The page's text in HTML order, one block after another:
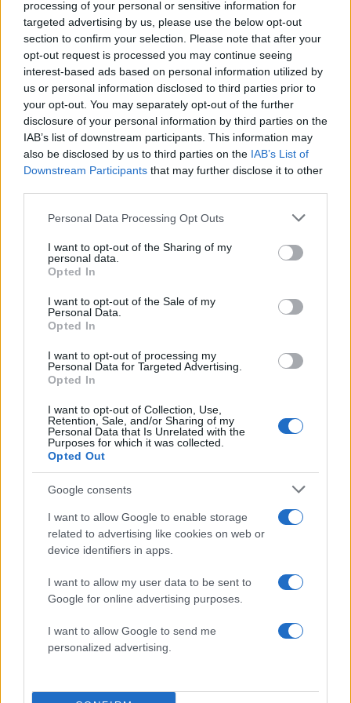
processing of your personal or sensitive information for
targeted advertising by us, please use the below opt-out
section to confirm your selection. Please note that after your
opt-out request is processed you may continue seeing
interest-based ads based on personal information utilized by
us or personal information disclosed to third parties prior to
your opt-out. You may separately opt-out of the further
disclosure of your personal information by third parties on the
IAB’s list of downstream participants. This information may
also be disclosed by us to third parties on the IAB’s List of
Downstream Participants that may further disclose it to other
Please note that this website/app uses one or more Google
not limited to your visit or usage behaviour. You may click to
grant or deny consent to Google and its third-party tags to
use your data for below specified purposes in below Google
consent section.
Personal Data Processing Opt Outs
I want to opt-out of the Sharing of my
personal data.
Opted In
I want to opt-out of the Sale of my
Personal Data.
Opted In
I want to opt-out of processing my
Personal Data for Targeted Advertising.
Opted In
I want to opt-out of Collection, Use,
Retention, Sale, and/or Sharing of my
Personal Data that Is Unrelated with the
Purposes for which it was collected.
Opted Out
Google consents
I want to allow Google to enable storage
related to advertising like cookies on web or
device identifiers in apps.
I want to allow my user data to be sent to
Google for online advertising purposes.
I want to allow Google to send me
personalized advertising.
Η Ινφίνιτι ήταν αθλήτρια στο kickboxing ενώ είχε
ήδη κάνει και ένα αξιοπρόσεκτο τηλεοπτικό
ντεμπούτο. «Όταν την γνώρισα πρώτη φορά,
πήγαινε ακόμα σχολείο», έχει αναφέρει η
Κουλουκουντίς. Παρόλα αυτά, χρειάστηκε
αρκετή εκπαίδευση και πρόβες για να πείσει τον
Άντερσον.
Η Ελληνοαμερικανίδα διευθύντρια casting είναι
βέβαιη ότι η Ινφίνιτι έχει στόφα κινηματογραφική
μάχη μετά την άλλη” θα μου είναι αδύνατο να την
ξανακλείσω για ταινία – η φήμη της θα έχει
εκτοξευτεί».
επαληθευτεί καθώς η Ινφίνιτι ήδη έχει
συμφωνήσει να πρωταγωνιστήσει στην
τηλεοπτική σειρά «The Testaments», σίκουελ της
μεγάλης επιτυχίας «The Handmaid’s Tale».
Το Όσκαρ που αφιέρωσε σε
όλους τους casting directors
Η βράβευση της Κουλουκουντίς έχει και έναν
έντονο συμβολισμό. Μάλιστα, αφιέρωσε το
βραβείο της σε όλους τους διευθυντές κάστινγκ
ανέβουν σε αυτή τη σκηνή», ενώ πείραξε και τον
Άντερσον λέγοντας του ότι εκείνη κατόρθωσε